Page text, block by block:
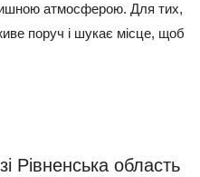
атмосферою. Для тих,
поруч і шукає місце, щоб
Рівненська область